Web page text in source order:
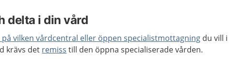
delta i din vård
på vilken vårdcentral eller öppen specialistmottagning du vill i
krävs det remiss till den öppna specialiserade vården.